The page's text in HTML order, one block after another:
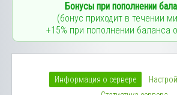
Бонусы при пополнении
(бонус приходит в течении
+15% при пополнении баланса
Информация о сервере